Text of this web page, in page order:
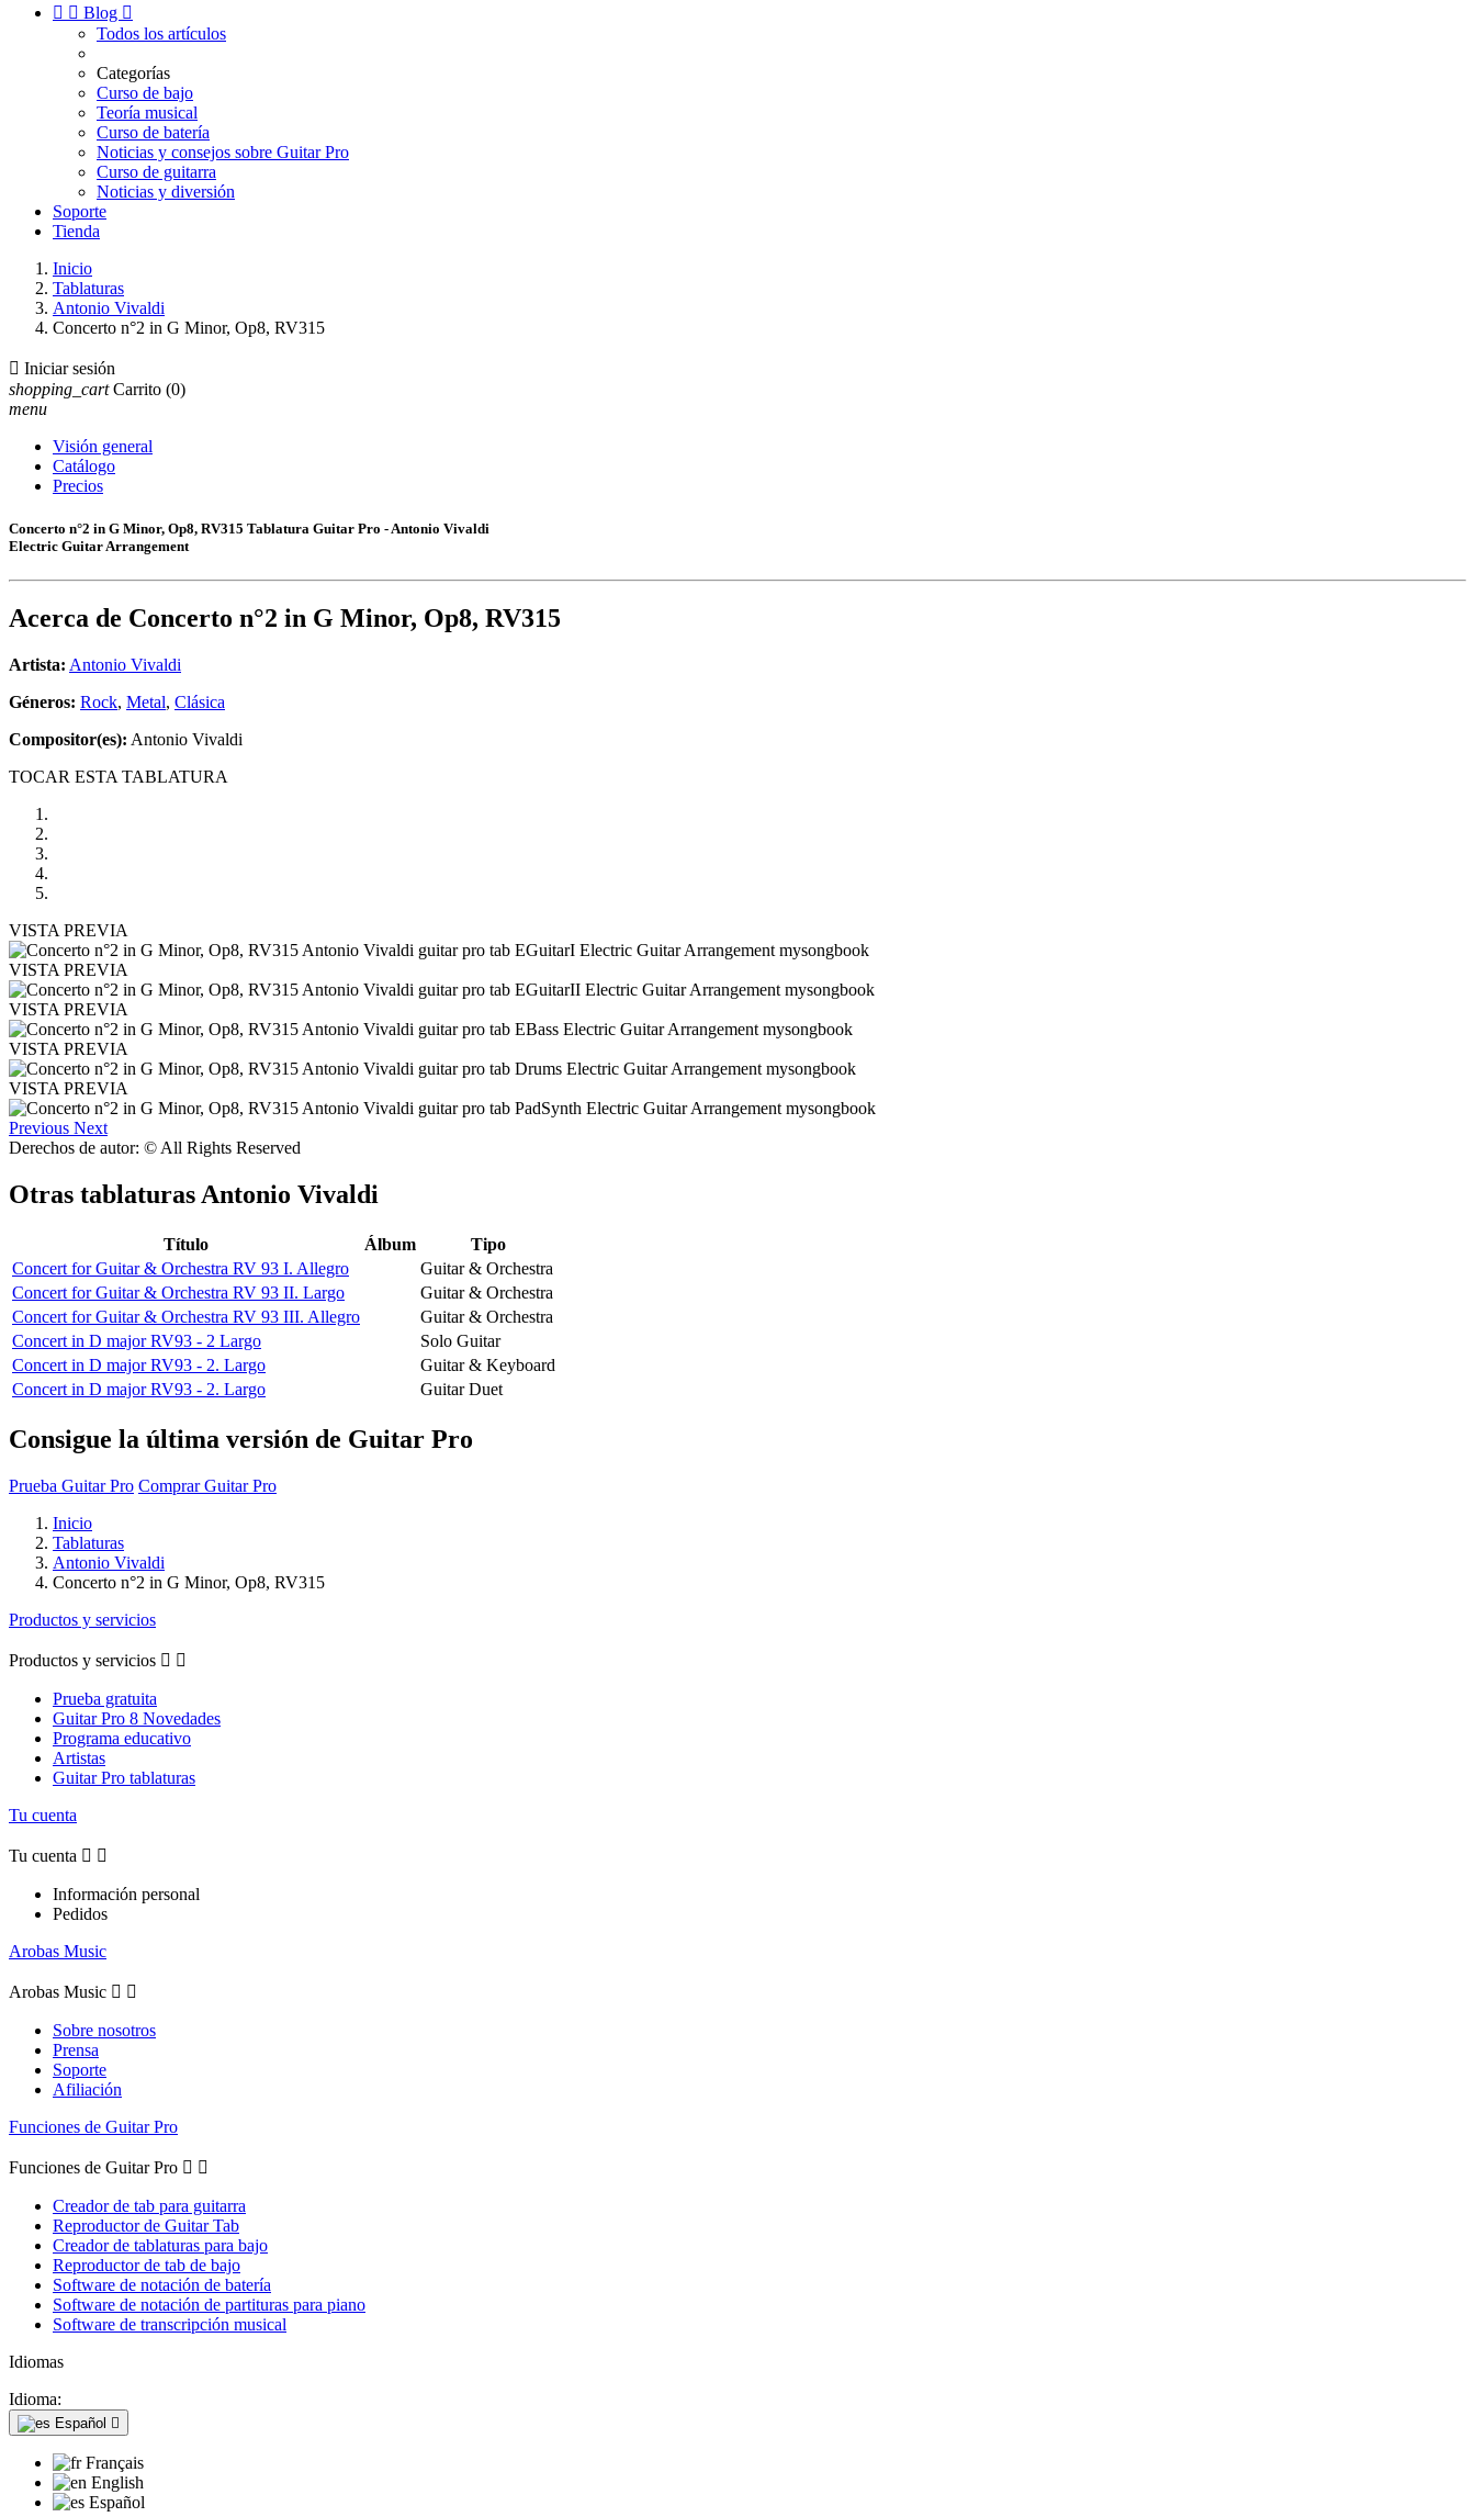
  Blog 
Todos los artículos
Categorías
Curso de bajo
Teoría musical
Curso de batería
Noticias y consejos sobre Guitar Pro
Curso de guitarra
Noticias y diversión
Soporte
Tienda
Inicio
Tablaturas
Antonio Vivaldi
Concerto n°2 in G Minor, Op8, RV315
 Iniciar sesión
shopping_cart Carrito (0)
menu
Visión general
Catálogo
Precios
Concerto n°2 in G Minor, Op8, RV315 Tablatura Guitar Pro - Antonio Vivaldi
Electric Guitar Arrangement
Acerca de Concerto n°2 in G Minor, Op8, RV315
Artista: Antonio Vivaldi
Géneros: Rock, Metal, Clásica
Compositor(es): Antonio Vivaldi
TOCAR ESTA TABLATURA
VISTA PREVIA
VISTA PREVIA
VISTA PREVIA
VISTA PREVIA
VISTA PREVIA
Previous Next
Derechos de autor: © All Rights Reserved
Otras tablaturas Antonio Vivaldi
Título Álbum
Tipo
Concert for Guitar & Orchestra RV 93 I. Allegro
Guitar & Orchestra
Concert for Guitar & Orchestra RV 93 II. Largo
Guitar & Orchestra
Concert for Guitar & Orchestra RV 93 III. Allegro
Guitar & Orchestra
Concert in D major RV93 - 2 Largo
Solo Guitar
Concert in D major RV93 - 2. Largo
Guitar & Keyboard
Concert in D major RV93 - 2. Largo
Guitar Duet
Consigue la última versión de Guitar Pro
Prueba Guitar Pro Comprar Guitar Pro
Inicio
Tablaturas
Antonio Vivaldi
Concerto n°2 in G Minor, Op8, RV315
Productos y servicios
Productos y servicios  
Prueba gratuita
Guitar Pro 8 Novedades
Programa educativo
Artistas
Guitar Pro tablaturas
Tu cuenta
Tu cuenta  
Información personal
Pedidos
Arobas Music
Arobas Music  
Sobre nosotros
Prensa
Soporte
Afiliación
Funciones de Guitar Pro
Funciones de Guitar Pro  
Creador de tab para guitarra
Reproductor de Guitar Tab
Creador de tablaturas para bajo
Reproductor de tab de bajo
Software de notación de batería
Software de notación de partituras para piano
Software de transcripción musical
Idiomas
Idioma:
Español 
Français
English
Español